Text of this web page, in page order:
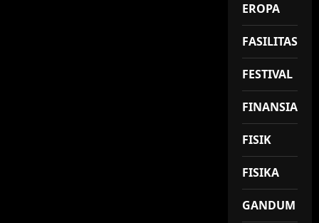
EROPA
FASILITAS
FESTIVAL
FINANSIAL
FISIK
FISIKA
GANDUM